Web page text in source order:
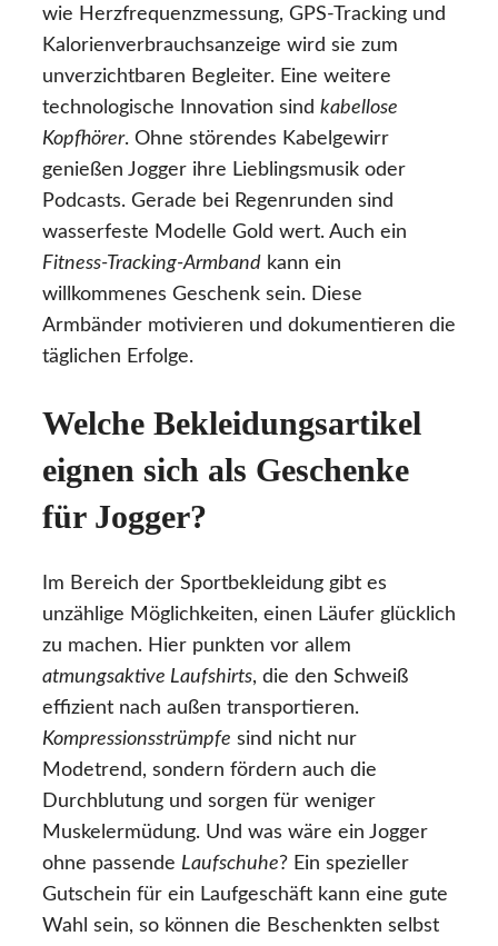
wie Herzfrequenzmessung, GPS-Tracking und
Kalorienverbrauchsanzeige wird sie zum
unverzichtbaren Begleiter. Eine weitere
technologische Innovation sind kabellose
Kopfhörer. Ohne störendes Kabelgewirr
genießen Jogger ihre Lieblingsmusik oder
Podcasts. Gerade bei Regenrunden sind
wasserfeste Modelle Gold wert. Auch ein
Fitness-Tracking-Armband kann ein
willkommenes Geschenk sein. Diese
Armbänder motivieren und dokumentieren die
täglichen Erfolge.
Welche Bekleidungsartikel
eignen sich als Geschenke
für Jogger?
Im Bereich der Sportbekleidung gibt es
unzählige Möglichkeiten, einen Läufer glücklich
zu machen. Hier punkten vor allem
atmungsaktive Laufshirts, die den Schweiß
effizient nach außen transportieren.
Kompressionsstrümpfe sind nicht nur
Modetrend, sondern fördern auch die
Durchblutung und sorgen für weniger
Muskelermüdung. Und was wäre ein Jogger
ohne passende Laufschuhe? Ein spezieller
Gutschein für ein Laufgeschäft kann eine gute
Wahl sein, so können die Beschenkten selbst